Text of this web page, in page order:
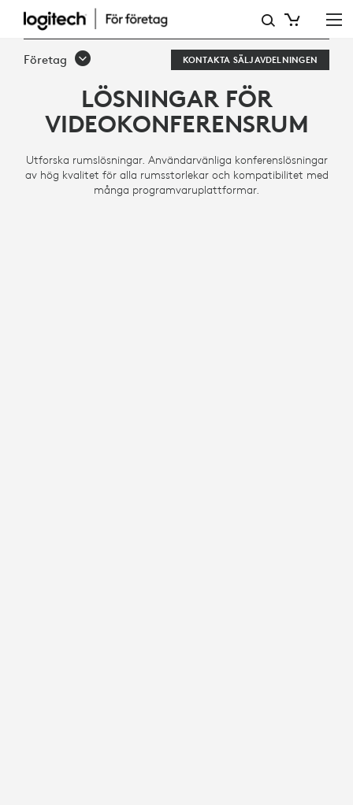
LÖSNINGAR
FÖR
VIDEOKONFERENSRUM
Företag KONTAKTA SÄLJAVDELNINGEN
LÖSNINGAR FÖR
VIDEOKONFERENSRUM
Utforska rumslösningar. Användarvänliga konferenslösningar
av hög kvalitet för alla rumsstorlekar och kompatibilitet med
många programvaruplattformar.